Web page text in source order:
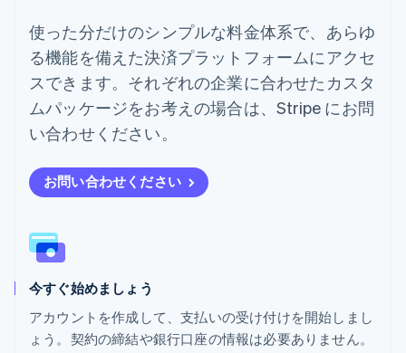
使った分だけのシンプルな料金体系で、あらゆ
る機能を備えた決済プラットフォームにアクセ
スできます。それぞれの企業に合わせたカスタ
ムパッケージをお考えの場合は、Stripe にお問
い合わせください。
お問い合わせください
今すぐ始めましょう
アカウントを作成して、支払いの受け付けを開始しまし
ょう。契約の締結や銀行口座の情報は必要ありません。
ハンガリー
English
フィンランド
English Svenska
ブラジル
Português English
フランス
ブルガリア
English
Nederlands
ポーランド
ポルトガル
マルタ
English